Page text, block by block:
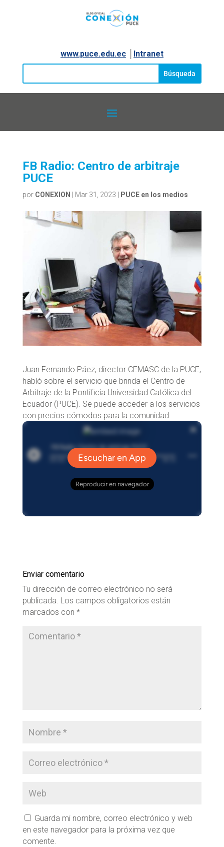
www.puce.edu.ec│ Intranet
FB Radio: Centro de arbitraje
PUCE
por CONEXION Mar 31, 2023 PUCE en los medios
Juan Fernando Páez, director CEMASC de la PUCE,
habló sobre el servicio que brinda el Centro de
Arbitraje de la Pontificia Universidad Católica del
Ecuador (PUCE). Se puede acceder a los servicios
con precios cómodos para la comunidad.
Enviar comentario
Tu dirección de correo electrónico no será
publicada. Los campos obligatorios están
marcados con *
Guarda mi nombre, correo electrónico y web
en este navegador para la próxima vez que
comente.